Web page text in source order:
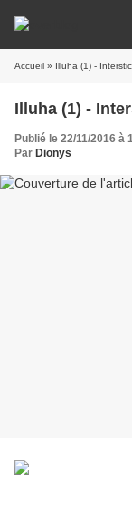
Accueil » Illuha (1) -
Illuha (1) -
Publié le 22/11/2016 à
Par Dionys